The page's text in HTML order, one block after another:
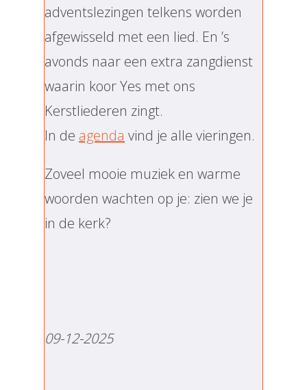
adventslezingen telkens worden
afgewisseld met een lied. En ’s
avonds naar een extra zangdienst
waarin koor Yes met ons
Kerstliederen zingt.
In de agenda vind je alle vieringen.
Zoveel mooie muziek en warme
woorden wachten op je: zien we je
in de kerk?
09-12-2025